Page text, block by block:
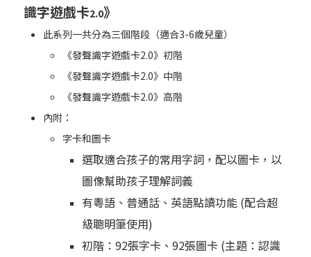
識字遊戲卡2.0》
此系列一共分為三個階段（適合3-6歲兒童）
《發聲識字遊戲卡2.0》初階
《發聲識字遊戲卡2.0》中階
《發聲識字遊戲卡2.0》高階
內附：
字卡和圖卡
選取適合孩子的常用字詞，配以圖卡，以
圖像幫助孩子理解詞義
有粵語、 普通話、 英語點讀功能(配合超
級聰明筆使用)
初階： 92張字卡、 92張圖卡 (主題：認識